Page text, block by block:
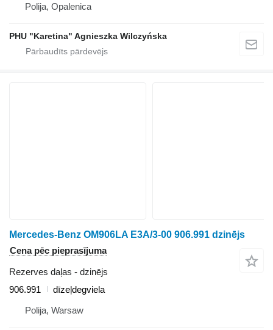
Polija, Opalenica
PHU "Karetina" Agnieszka Wilczyńska
Mercedes-Benz OM906LA E3A/3-00 906.991 dzinējs
Cena pēc pieprasījuma
Rezerves daļas - dzinējs
906.991
dīzeļdegviela
Polija, Warsaw